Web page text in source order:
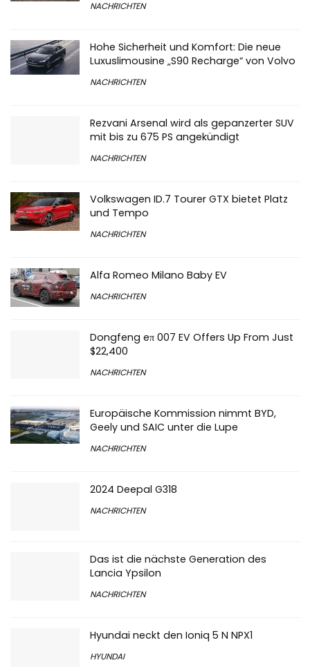
NACHRICHTEN
Hohe Sicherheit und Komfort: Die neue
Luxuslimousine „S90 Recharge“ von Volvo
NACHRICHTEN
Rezvani Arsenal wird als gepanzerter SUV
mit bis zu 675 PS angekündigt
NACHRICHTEN
Volkswagen ID.7 Tourer GTX bietet Platz
und Tempo
NACHRICHTEN
Alfa Romeo Milano Baby EV
NACHRICHTEN
Dongfeng eπ 007 EV Offers Up From Just
$22,400
NACHRICHTEN
Europäische Kommission nimmt BYD,
Geely und SAIC unter die Lupe
NACHRICHTEN
2024 Deepal G318
NACHRICHTEN
Das ist die nächste Generation des
Lancia Ypsilon
NACHRICHTEN
Hyundai neckt den Ioniq 5 N NPX1
HYUNDAI